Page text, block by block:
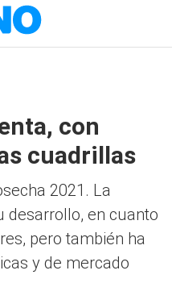
con
cuadrillas
2021. La
desarrollo, en cuanto
pero también ha
y de mercado